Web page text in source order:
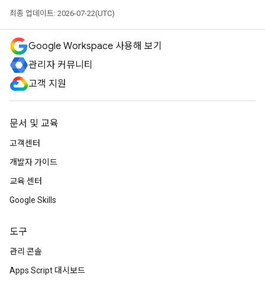
최종 업데이트: 2026-07-22(UTC)
Google Workspace 사용해 보기
관리자 커뮤니티
고객 지원
문서 및 교육
고객센터
개발자 가이드
교육 센터
Google Skills
도구
관리 콘솔
Apps Script 대시보드